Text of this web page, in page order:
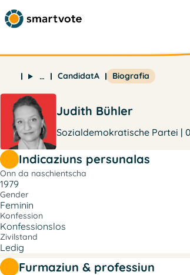
… CandidatA Biografia
Judith Bühler
Sozialdemokratische Partei |
Indicaziuns persunalas
Onn da naschientscha
1979
Gender
Feminin
Konfession
Konfessionslos
Zivilstand
Ledig
Furmaziun & professiun